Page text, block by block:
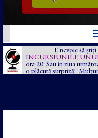
E nevoie să
INCURSIUNILE
ora 20. Sau în ziua
o plăcută surpriză!